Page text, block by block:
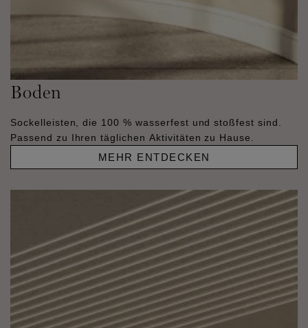
Boden
Sockelleisten, die 100 % wasserfest und stoßfest sind.
Passend zu Ihren täglichen Aktivitäten zu Hause.
MEHR ENTDECKEN